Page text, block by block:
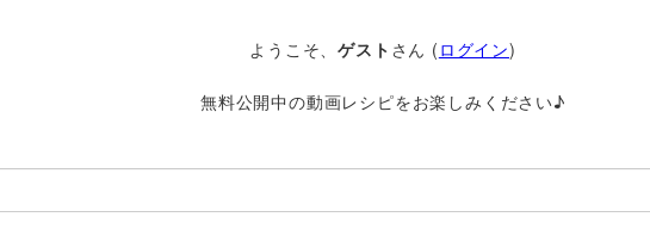
ようこそ、ゲスト さん ( ログイン)
無料公開中の動画レシピをお楽しみください♪